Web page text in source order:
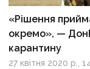
«Рішення
окремо», —
карантину
27 квітня 2020 р.,